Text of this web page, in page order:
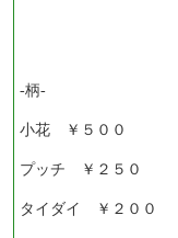
-柄-
小花 ￥５００
プッチ ￥２５０
タイダイ ￥２００